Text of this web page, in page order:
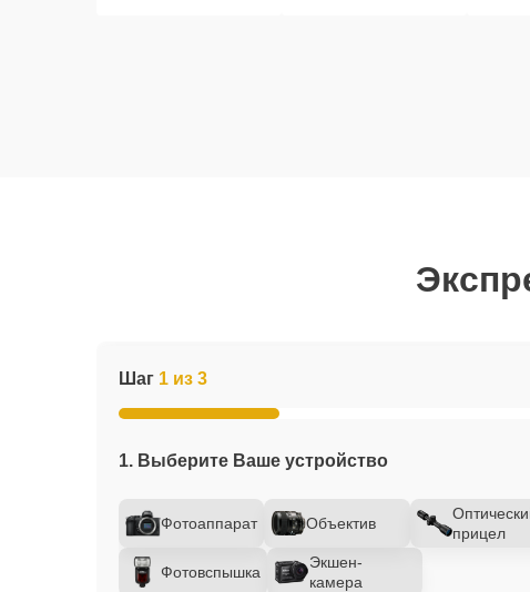
Шаг 1 из 3
1. Выберите Ваше устройство
Фотоаппарат Объектив
прицел
Фотовспышка
Экшен-
камера